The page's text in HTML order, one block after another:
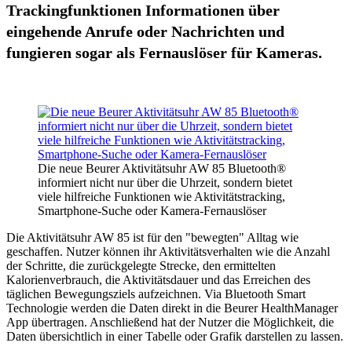
Trackingfunktionen Informationen über
eingehende Anrufe oder Nachrichten und
fungieren sogar als Fernauslöser für Kameras.
Die neue Beurer Aktivitätsuhr AW 85 Bluetooth®
informiert nicht nur über die Uhrzeit, sondern bietet
viele hilfreiche Funktionen wie Aktivitätstracking,
Smartphone-Suche oder Kamera-Fernauslöser
Die Aktivitätsuhr AW 85 ist für den "bewegten" Alltag wie
geschaffen. Nutzer können ihr Aktivitätsverhalten wie die Anzahl
der Schritte, die zurückgelegte Strecke, den ermittelten
Kalorienverbrauch, die Aktivitätsdauer und das Erreichen des
täglichen Bewegungsziels aufzeichnen. Via Bluetooth Smart
Technologie werden die Daten direkt in die Beurer HealthManager
App übertragen. Anschließend hat der Nutzer die Möglichkeit, die
Daten übersichtlich in einer Tabelle oder Grafik darstellen zu lassen.